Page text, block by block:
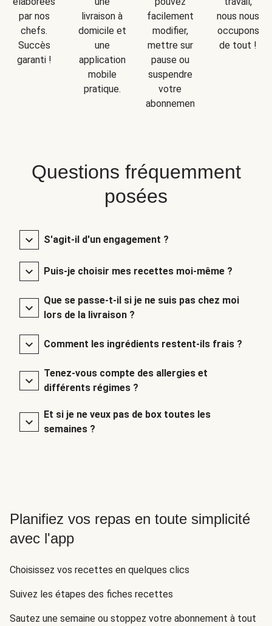
par nos
chefs.
Succès
garanti !
livraison à
domicile et
une
application
mobile
pratique.
facilement
modifier,
mettre sur
pause ou
suspendre
votre
abonnement.
nous nous
occupons
de tout !
Questions fréquemment
posées
S'agit-il d'un engagement ?
Puis-je choisir mes recettes moi-même ?
Que se passe-t-il si je ne suis pas chez moi
lors de la livraison ?
Comment les ingrédients restent-ils frais ?
Tenez-vous compte des allergies et
différents régimes ?
Et si je ne veux pas de box toutes les
semaines ?
Planifiez vos repas en toute simplicité
avec l'app
Choisissez vos recettes en quelques clics
Suivez les étapes des fiches recettes
Sautez une semaine ou stoppez votre abonnement à tout